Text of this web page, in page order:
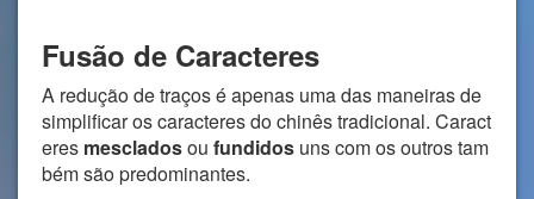
Fusão de Caracteres
A redução de traços é apenas uma das maneiras de
simplificar os caracteres do chinês tradicional. Caract
eres mescladosou fundidos uns com os outros tam
bém são predominantes.